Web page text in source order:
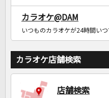
カラオケ@DAM
いつものカラオケが24時間い
カラオケ店舗検索
店舗検索